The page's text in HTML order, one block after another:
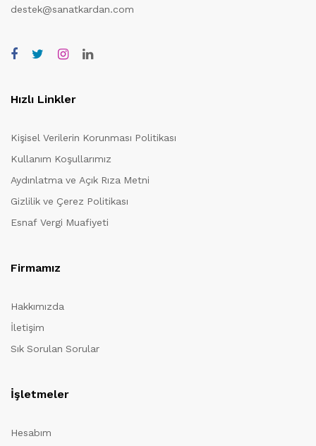
destek@sanatkardan.com
Hızlı Linkler
Kişisel Verilerin Korunması Politikası
Kullanım Koşullarımız
Aydınlatma ve Açık Rıza Metni
Gizlilik ve Çerez Politikası
Esnaf Vergi Muafiyeti
Firmamız
Hakkımızda
İletişim
Sık Sorulan Sorular
İşletmeler
Hesabım